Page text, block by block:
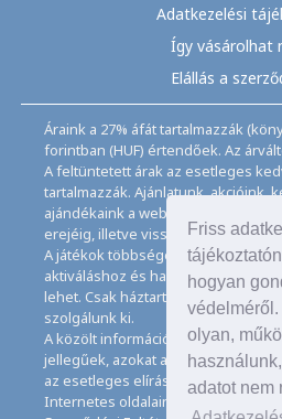
Friss
hogyan
olyan,
adatot nem
Adatkezelési
Így vásárolhat
Elállás a
Áraink a 27% áfát tartalmazzák
forintban (HUF) értendőek. Az
A feltüntetett árak az esetleges
tartalmazzák. Ajánlatunk, akcióink,
ajándékaink a webáruházban
erejéig, illetve visszavonásig
A játékok többségéhez angol
aktiváláshoz és használathoz
lehet. Csak háztartásban
szolgálunk ki.
A közölt információk, adatok,
jellegűek, azokat a legnagyobb
az esetleges elírásokért
Internetes oldalaink használatával